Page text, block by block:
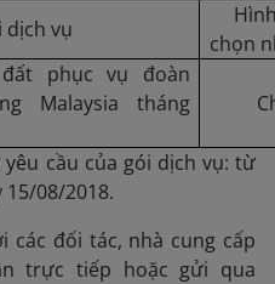
dịch vụ
chọn
phục vụ đoàn
Malaysia tháng
cầu của gói dịch vụ: từ
15/08/2018.
các đối tác, nhà cung cấp
trực tiếp hoặc gửi qua